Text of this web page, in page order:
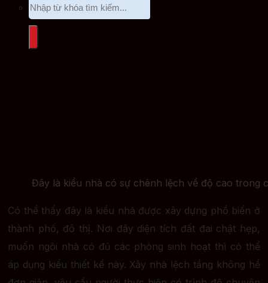
Đây là kiểu nhà có sự chênh lệch về độ cao trong
Có thể thấy đây là kiểu nhà được xây dựng phổ biến ở
thành phố, đô thị. Nơi đây diện tích đất đai chật hẹp,
muốn ngôi nhà có đủ các phòng sinh hoạt thì có thể
áp dụng kiểu thiết kế này. Xây nhà lệch tầng không hề